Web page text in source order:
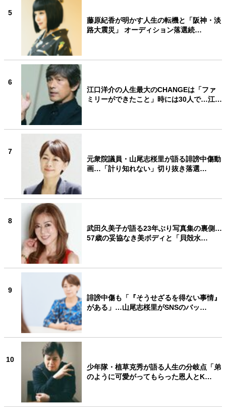
5
藤原紀香が明かす人生の転機と「阪神・淡
路大震災」 オーディション落選続…
6
江口洋介の人生最大のCHANGEは「ファ
ミリーができたこと」時には30人で…江…
7
元衆院議員・山尾志桜里が語る誹謗中傷動
画…「計り知れない」切り抜き落選…
8
武田久美子が語る23年ぶり写真集の裏側…
57歳の妥協なき美ボディと「貝殻水…
9
誹謗中傷も「『そうせざるを得ない事情』
がある」…山尾志桜里がSNSのバッ…
10
少年隊・植草克秀が語る人生の分岐点「弟
のように可愛がってもらった恩人とK…